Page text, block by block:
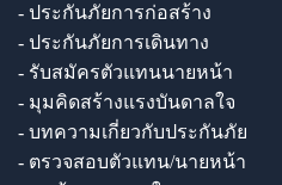
- ประกันภัยการก่อสร้าง
- ประกันภัยการเดินทาง
- รับสมัครตัวแทนนายหน้า
- มุมคิดสร้างแรงบันดาลใจ
- บทความเกี่ยวกับประกันภัย
- ตรวจสอบตัวแทน/นายหน้า